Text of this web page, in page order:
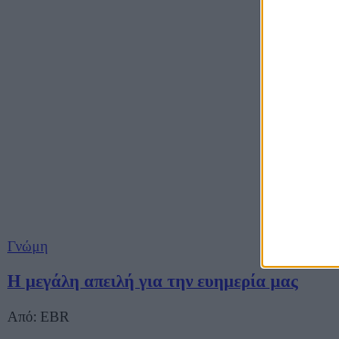
Γνώμη
Η μεγάλη απειλή για την ευημερία μας
Από: EBR